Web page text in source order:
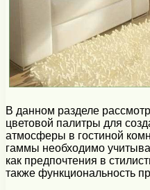
В данном разделе
цветовой палитры для
атмосферы в гостиной
гаммы необходимо
как предпочтения в
также функциональность